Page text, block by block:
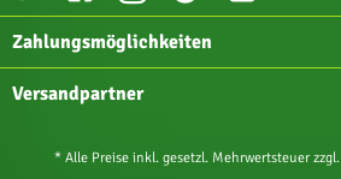
Zahlungsmöglichkeiten
Versandpartner
* Alle Preise inkl. gesetzl. Mehrwertsteuer zzgl.